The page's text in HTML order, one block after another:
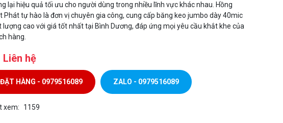
lại hiệu quả tối ưu cho người dùng trong nhiều lĩnh vực khác nhau. Hồng
Phát tự hào là đơn vị chuyên gia công, cung cấp băng keo jumbo dày 40mic
lượng cao với giá tốt nhất tại Bình Dương, đáp ứng mọi yêu cầu khắt khe của
hàng.
Liên hệ
ĐẶT HÀNG - 0979516089 ZALO - 0979516089
xem: 1159